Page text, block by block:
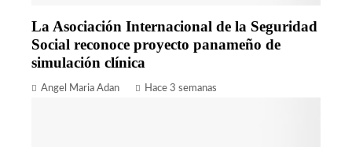
La Asociación Internacional de la Seguridad
Social reconoce proyecto panameño de
simulación clínica
Angel Maria Adan Hace 3 semanas